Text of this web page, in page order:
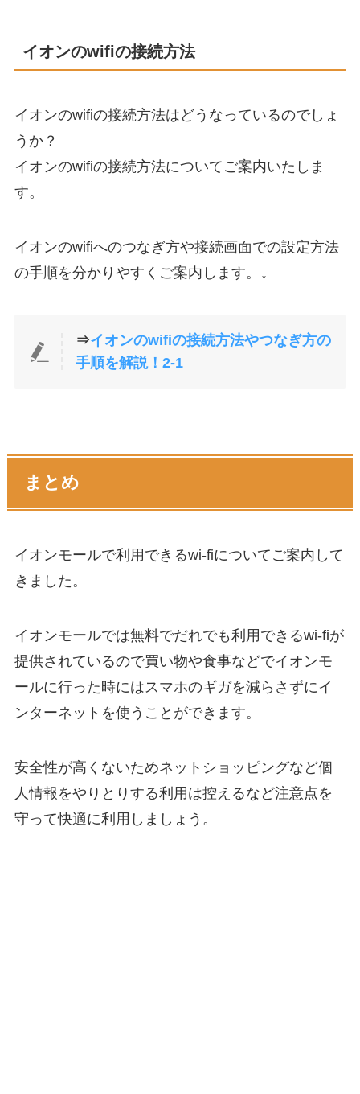
イオンのwifiの接続方法
イオンのwifiの接続方法はどうなっているのでしょ
うか？
イオンのwifiの接続方法についてご案内いたしま
す。
イオンのwifiへのつなぎ方や接続画面での設定方法
の手順を分かりやすくご案内します。↓
⇒イオンのwifiの接続方法やつなぎ方の
手順を解説！2-1
まとめ
イオンモールで利用できるwi-fiについてご案内して
きました。
イオンモールでは無料でだれでも利用できるwi-fiが
提供されているので買い物や食事などでイオンモ
ールに行った時にはスマホのギガを減らさずにイ
ンターネットを使うことができます。
安全性が高くないためネットショッピングなど個
人情報をやりとりする利用は控えるなど注意点を
守って快適に利用しましょう。